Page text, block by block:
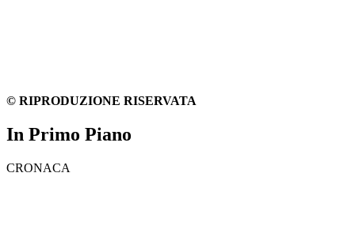
© RIPRODUZIONE RISERVATA
In Primo Piano
CRONACA